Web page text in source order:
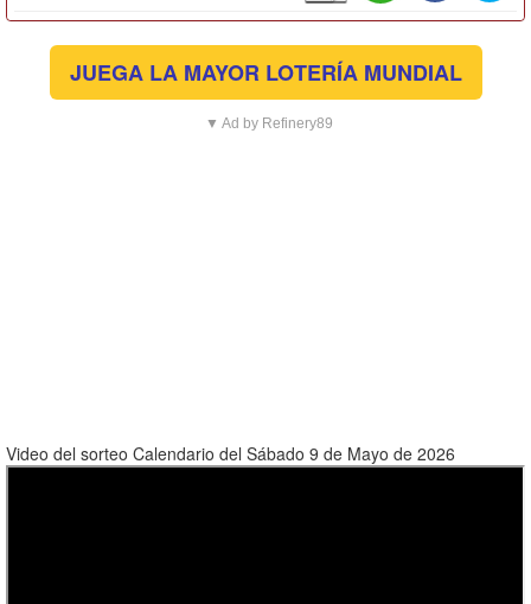
JUEGA LA MAYOR LOTERÍA MUNDIAL
▼ Ad by Refinery89
Video del sorteo Calendario del Sábado 9 de Mayo de 2026